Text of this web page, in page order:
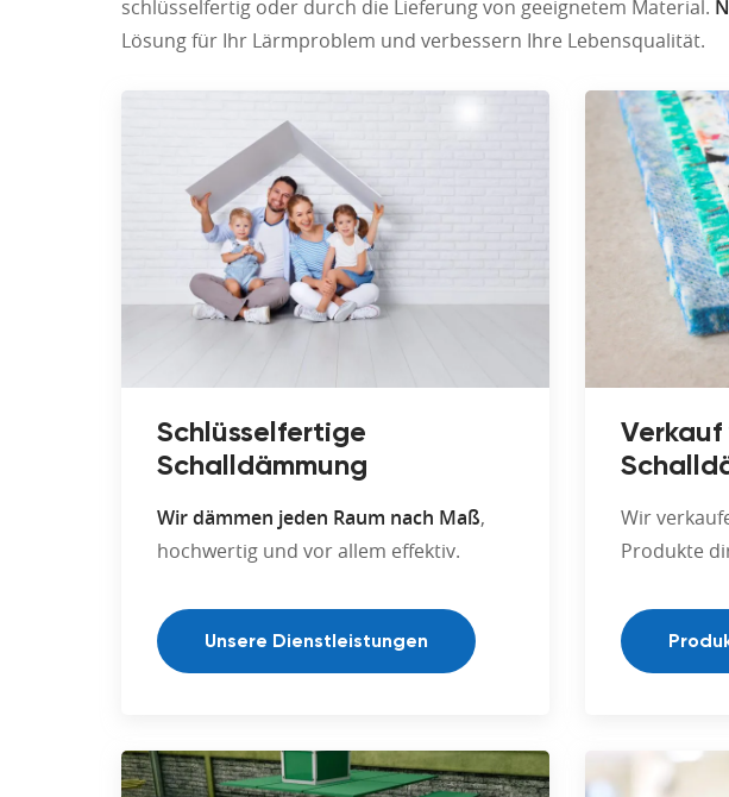
schlüsselfertig oder durch die Lieferung von geeignetem Material.
Lösung für Ihr Lärmproblem und verbessern Ihre Lebensqualität.
Schlüsselfertige
Schalldämmung
Wir dämmen jeden Raum nach Maß,
hochwertig und vor allem effektiv.
Unsere Dienstleistungen
Verkauf
Wir
Produkte